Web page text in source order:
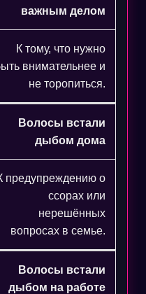
важным делом
К тому, что нужно
внимательнее и
не торопиться.
Волосы встали
дыбом дома
предупреждению о
ссорах или
нерешённых
вопросах в семье.
Волосы встали
дыбом на работе